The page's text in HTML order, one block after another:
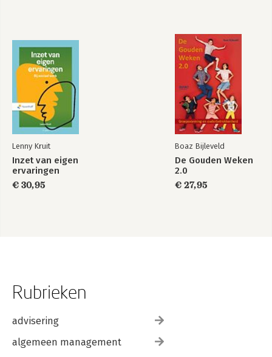
Lenny Kruit
Inzet van eigen
ervaringen
€ 30,95
Boaz Bijleveld
De Gouden Weken
2.0
€ 27,95
Rubrieken
advisering
algemeen management